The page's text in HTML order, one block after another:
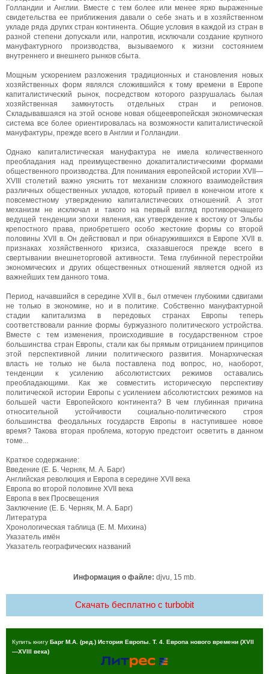
Голландии и Англии. Вместе с тем более или менее ярко выраженные
свидетельства ее приближения давали о себе знать и в хозяйственном
укладе ряда других стран континента. Общие условия в каждой из стран в
разной степени допускали или, напротив, исключали создание крупного
мануфактурного производства, вызываемого к жизни состоянием
внутреннего и внешнего рынков сбыта.
Мощным ускорением разложения традиционных и становления новых
хозяйственных форм являлся сложившийся к тому времени в Европе
капиталистический рынок, посредством которого разрушалась былая
хозяйственная замкнутость отдельных стран и регионов.
Складывавшаяся на этой основе новая общеевропейская экономическая
система все более ориентировалась на возможности капиталистической
мануфактуры, прежде всего в Англии и Голландии.
Однако капиталистическая мануфактура не имела количественного
преобладания над преимущественно докапиталистическими формами
общественного производства. Для понимания европейской истории XVII—
ХVIII столетий важно уяснить тот механизм сложного взаимодействия
различных общественных укладов, который привел в конечном итоге к
повсеместному утверждению капиталистических отношений. А этот
механизм не исключал и такого на первый взгляд противоречащего
ведущей тенденции эпохи явления, как утверждение к востоку от Эльбы
крепостного права, приобретшего особо жестокие формы со второй
половины XVII в. Он действовал и при обнаружившихся в Европе XVII в.
признаках хозяйственного кризиса, сказавшегося прежде всего в
свертывании внешнеторговой активности. Тема глубинной перестройки
экономических и других общественных отношений является одной из
важнейших тем данного тома.
Период, начавшийся в середине XVII в., был отмечен глубокими сдвигами
не только в экономике, но и в политике. Собственно мануфактурной
стадии капитализма в передовых странах Европы теперь
соответствовали ранние формы буржуазного политического устройства.
Вместе с тем изменения, происходившие в государственном строе
большинства стран Европы, стали как бы прямым отрицанием принципов
этой перспективной линии политического развития. Монархическая
власть не только не была поставлена под вопрос, но, наоборот,
тенденции к усилению абсолютистских режимов оставались
преобладающими. Как же совместить историческую перспективу
политической истории Европы с усилением абсолютистских режимов на
большей части Европейского континента? В чем глубинная причина
относительной устойчивости социально-политического строя
большинства феодальных государств Европы в наступившее новое
время? Такова вторая проблема, которую предстоит осветить в данном
томе...
Краткое содержание:
Введение (Е. Б. Черняк, М. А. Барг)
Английская революция и Европа в середине XVII века
Европа во второй половине XVII века
Европа в век Просвещения
Заключение (Е. Б. Черняк, М. А. Барг)
Литература
Хронологическая таблица (Е. М. Михина)
Указатель имён
Указатель географических названий
Информация о файле: djvu, 15 mb.
Скачать бесплатно c turbobit
Купить книгу Барг М.А. (ред.) История Европы. Т. 4. Европа нового времени (ХVII
—ХVIII века)